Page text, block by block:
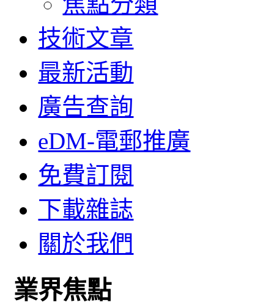
技術文章
最新活動
廣告查詢
eDM-電郵推廣
免費訂閱
下載雜誌
關於我們
業界焦點